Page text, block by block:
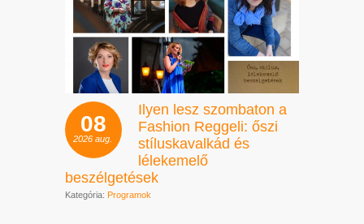
08
2026 aug.
Ilyen lesz szombaton a
Fashion Reggeli: őszi
stíluskavalkád és
lélekemelő
beszélgetések
Kategória: Programok